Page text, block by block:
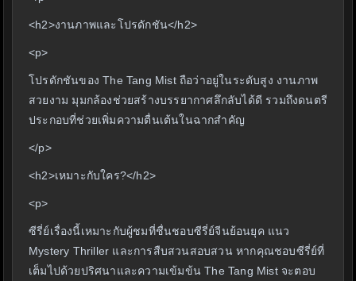
<h2>งานภาพและโปรดักชัน</h2>
<p>
โปรดักชันของ The Tang Mist ถือว่าอยู่ในระดับสูง งานภาพ
สวยงาม มุมกล้องช่วยสร้างบรรยากาศลึกลับได้ดี รวมถึงดนตรี
ประกอบที่ช่วยเพิ่มความตื่นเต้นในฉากสำคัญ
</p>
<h2>เหมาะกับใคร?</h2>
<p>
ซีรี่ย์เรื่องนี้เหมาะกับผู้ชมที่ชื่นชอบซีรี่ย์จีนย้อนยุค แนว
Mystery Thriller และการสืบสวนสอบสวน หากคุณชอบซีรี่ย์ที่
เต็มไปด้วยปริศนาและความเข้มข้น The Tang Mist จะตอบ